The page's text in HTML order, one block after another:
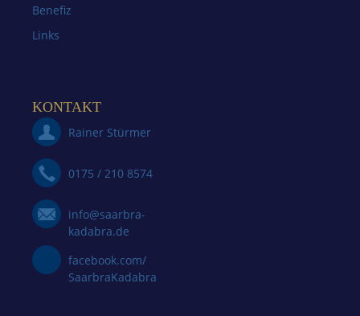
Benefiz
Links
KONTAKT
Rainer Stürmer
0175 / 210 8574
info@saarbra-
kadabra.de
facebook.com/
SaarbraKadabra